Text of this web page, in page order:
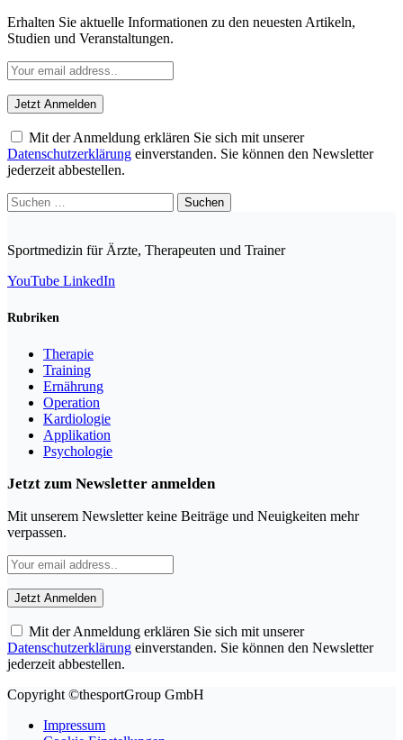
Erhalten Sie aktuelle Informationen zu den neuesten Artikeln,
Studien und Veranstaltungen.
Mit der Anmeldung erklären Sie sich mit unserer
Datenschutzerklärung einverstanden. Sie können den Newsletter
jederzeit abbestellen.
Suchen
nach:
Sportmedizin für Ärzte, Therapeuten und Trainer
YouTube LinkedIn
Rubriken
Therapie
Training
Ernährung
Operation
Kardiologie
Applikation
Psychologie
Jetzt zum Newsletter anmelden
Mit unserem Newsletter keine Beiträge und Neuigkeiten mehr
verpassen.
Mit der Anmeldung erklären Sie sich mit unserer
Datenschutzerklärung einverstanden. Sie können den Newsletter
jederzeit abbestellen.
Copyright ©thesportGroup GmbH
Impressum